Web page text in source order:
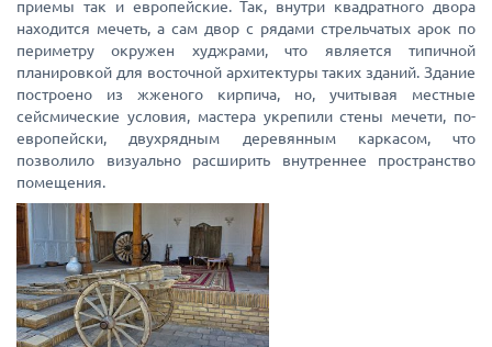
приемы так и европейские. Так, внутри квадратного двора
находится мечеть, а сам двор с рядами стрельчатых арок по
периметру окружен худжрами, что является типичной
планировкой для восточной архитектуры таких зданий. Здание
построено из жженого кирпича, но, учитывая местные
сейсмические условия, мастера укрепили стены мечети, по-
европейски, двухрядным деревянным каркасом, что
позволило визуально расширить внутреннее пространство
помещения.